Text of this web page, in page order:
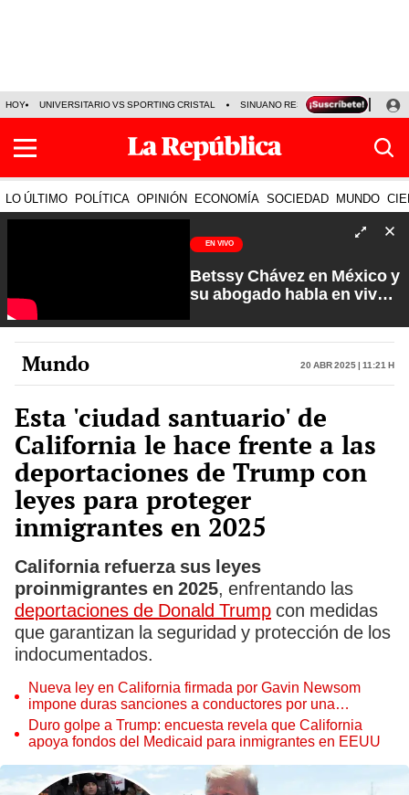
HOY UNIVERSITARIO VS SPORTING CRISTAL SINUANO RESULTADOS HOY
LO ÚLTIMO POLÍTICA OPINIÓN ECONOMÍA SOCIEDAD MUNDO
EN VIVO
Betssy Chávez en México y
su abogado habla en vivo |
Carlos Cornejo
Mundo 20 Abr 2025 | 11:21 h
Esta 'ciudad santuario' de
California le hace frente a las
deportaciones de Trump con
leyes para proteger
inmigrantes en 2025
California refuerza sus leyes
proinmigrantes en 2025, enfrentando las
deportaciones de Donald Trump con medidas
que garantizan la seguridad y protección de los
indocumentados.
Nueva ley en California firmada por Gavin Newsom
impone duras sanciones a conductores por una
infracción común
Duro golpe a Trump: encuesta revela que California
apoya fondos del Medicaid para inmigrantes en EEUU